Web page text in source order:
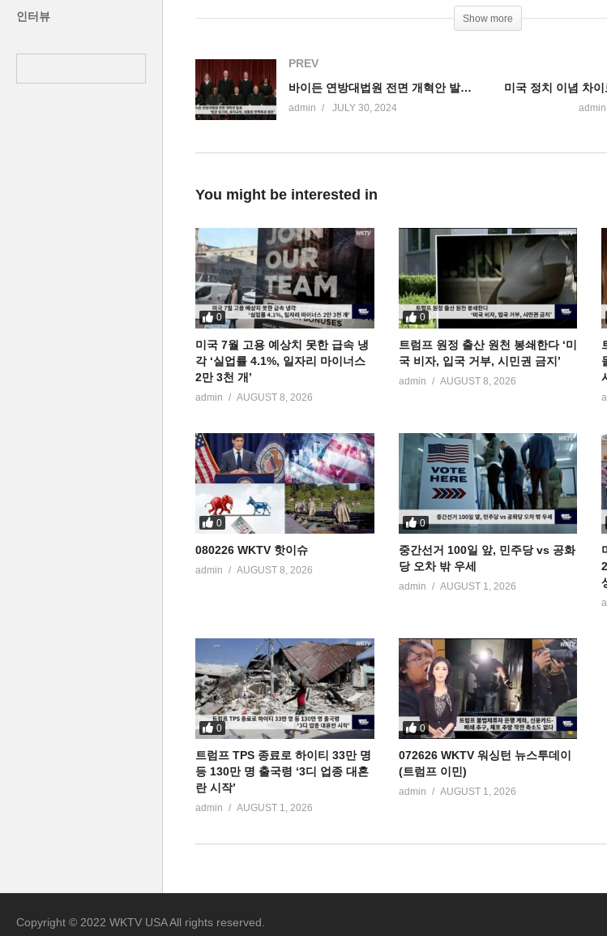
인터뷰
Show more
PREV
바이든 연방대법원 전면 개혁안 발표 ‘법관 임기제, 윤리규정, 대통령 면책특권 제한’
admin JULY 30, 2024 admin
You might be interested in
0
미국 7월 고용 예상치 못한 급속 냉
각 ‘실업률 4.1%, 일자리 마이너스
2만 3천 개’
admin AUGUST 8, 2026
0
트럼프 원정 출산 원천 봉쇄한다 ‘미
국 비자, 입국 거부, 시민권 금지’
admin AUGUST 8, 2026
0
080226 WKTV 핫이슈
admin AUGUST 8, 2026
0
중간선거 100일 앞, 민주당 vs 공화
당 오차 밖 우세
admin AUGUST 1, 2026
0
트럼프 TPS 종료로 하이티 33만 명
등 130만 명 출국령 ‘3디 업종 대혼
란 시작’
admin AUGUST 1, 2026
0
072626 WKTV 워싱턴 뉴스투데이
(트럼프 이민)
admin AUGUST 1, 2026
Copyright © 2022 WKTV USA All rights reserved.